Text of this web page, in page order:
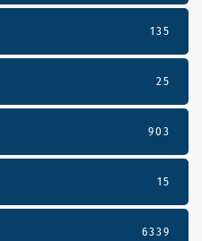
135
25
903
15
6339